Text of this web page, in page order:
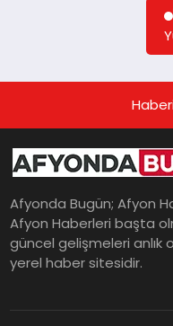
Afyonda Bugün; Afyon
Afyon Haberleri başta
güncel gelişmeleri
yerel haber sitesidir.